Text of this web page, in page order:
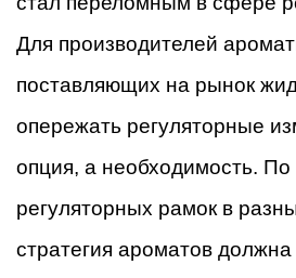
Для производителей
поставляющих на рынок
опережать регуляторные
опция, а необходимость. По
регуляторных рамок в
стратегия ароматов должна